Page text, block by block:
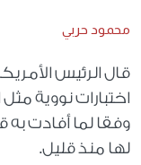
محمود حربي
قال الرئيس
اختبارات نووية
وفقا لما أفادت به
لها منذ قليل.